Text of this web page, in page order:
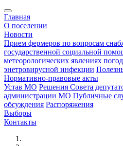
Главная
О поселении
Новости
Прием фермеров по вопросам
государственной социальной
метеорологических явлениях
энетровирусной инфекции
Нормативно-правовые акты
Устав МО Решения Совета
администрации МО Публичные
обсуждения Распоряжения
Выборы
Контакты